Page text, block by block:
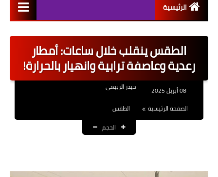
الرئيسية
اخبار القطاع العام
اخبار القطاع الخاص
العقود والاجور اليومية
الطقس ينقلب خلال ساعات: أمطار
رعدية وعاصفة ترابية وانهيار بالحرارة!
08 أبريل 2025
حيدر الربيعي
الصفحة الرئيسية
الطقس
الحجم